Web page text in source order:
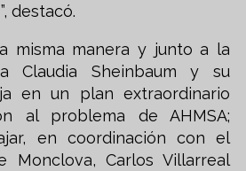
destacó.
misma manera y junto a la
Claudia Sheinbaum y su
en un plan extraordinario
al problema de AHMSA;
en coordinación con el
Monclova, Carlos Villarreal